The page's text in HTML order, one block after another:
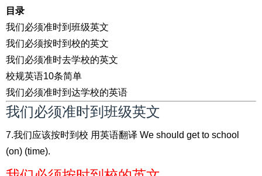
目录
我们必须准时到班级英文
我们必须按时到校的英文
我们必须准时去学校的英文
校规英语10条简单
我们必须准时到达学校的英语
我们必须准时到班级英文
7.我们应该按时到校 用英语翻译 We should get to school
(on) (time).